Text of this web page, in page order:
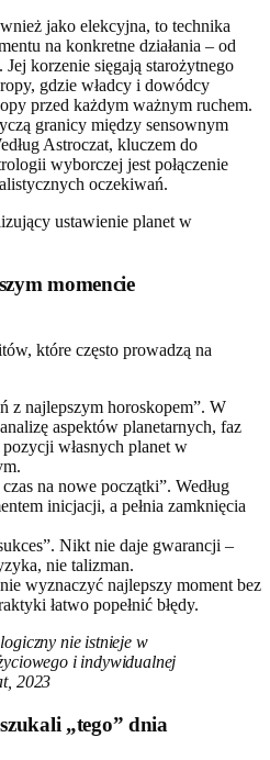
jako elekcyjna, to technika
na konkretne działania – od
korzenie sięgają starożytnego
gdzie władcy i dowódcy
przed każdym ważnym ruchem.
granicy między sensownym
Astroczat, kluczem do
wyborczej jest połączenie
oczekiwań.
momencie
które często prowadzą na
z najlepszym horoskopem”. W
aspektów planetarnych, faz
własnych planet w
na nowe początki”. Według
inicjacji, a pełnia zamknięcia
Nikt nie daje gwarancji –
nie talizman.
wyznaczyć najlepszy moment bez
łatwo popełnić błędy.
nie istnieje w
i indywidualnej
2023
„tego” dnia